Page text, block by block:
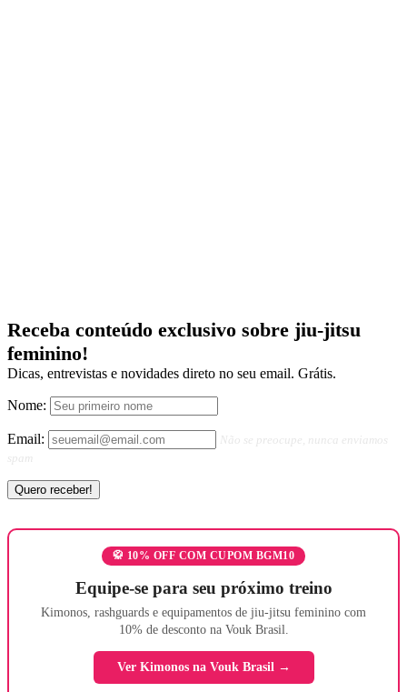
Receba conteúdo exclusivo sobre jiu-jitsu
feminino!
Dicas, entrevistas e novidades direto no seu email. Grátis.
Nome:
Email:
Não se preocupe, nunca enviamos
spam
🥋 10% OFF COM CUPOM BGM10
Equipe-se para seu próximo treino
Kimonos, rashguards e equipamentos de jiu-jitsu feminino com
10% de desconto na Vouk Brasil.
Ver Kimonos na Vouk Brasil →